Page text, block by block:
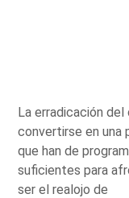
La erradicación
convertirse en una
que han de
suficientes para
ser el realojo de